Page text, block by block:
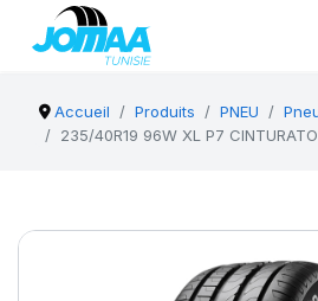
Accueil Produits PNEU
235/40R19 96W XL P7 CINTURATO